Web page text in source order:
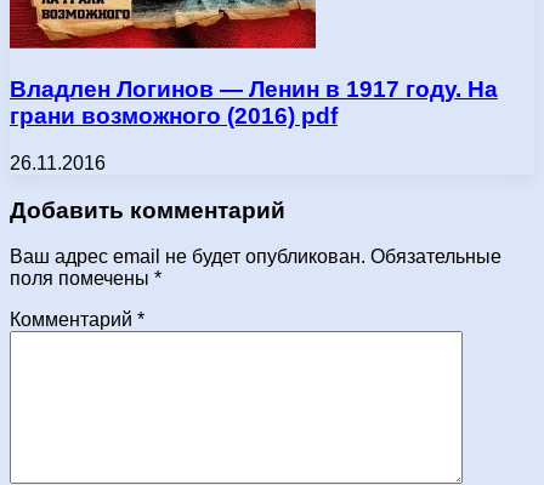
Владлен Логинов — Ленин в 1917 году. На
грани возможного (2016) pdf
26.11.2016
Добавить комментарий
Ваш адрес email не будет опубликован. Обязательные
поля помечены *
Комментарий *